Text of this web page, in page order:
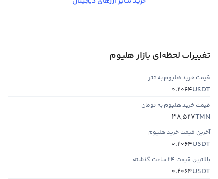
تغییرات لحظه‌ای بازار هلیوم
قیمت خرید هلیوم به تتر
USDT
0.2064
قیمت خرید هلیوم به تومان
TMN
38,527
آخرین قیمت خرید هلیوم
USDT
0.2064
بالاترین قیمت ۲۴ ساعت گذشته
USDT
0.2064